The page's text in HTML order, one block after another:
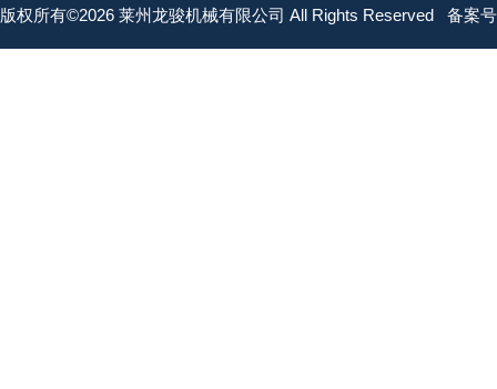
版权所有©2026 莱州龙骏机械有限公司 All Rights Reserved 备案